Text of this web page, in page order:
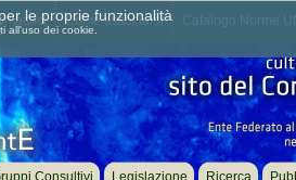
Come associarsi
Consultivi Legislazione Ricerca
le proprie funzionalità
all'uso dei cookie.